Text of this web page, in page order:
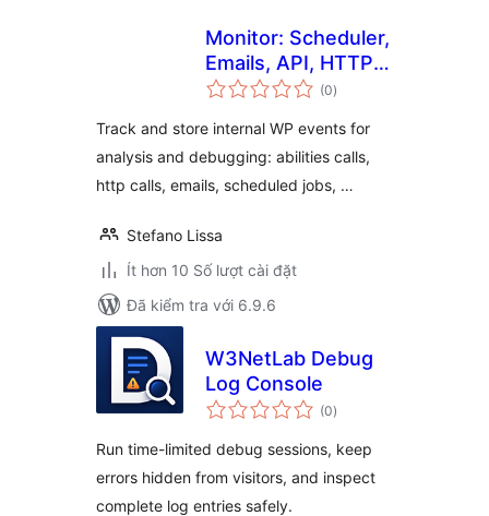
Monitor: Scheduler,
Emails, API, HTTP
and more
(0tổng
đánh
)
Track and store internal WP events for
analysis and debugging: abilities calls,
http calls, emails, scheduled jobs, …
Stefano Lissa
Ít hơn 10 Số lượt cài đặt
Đã kiểm tra với 6.9.6
W3NetLab Debug
Log Console
(0tổng
đánh
)
Run time-limited debug sessions, keep
errors hidden from visitors, and inspect
complete log entries safely.